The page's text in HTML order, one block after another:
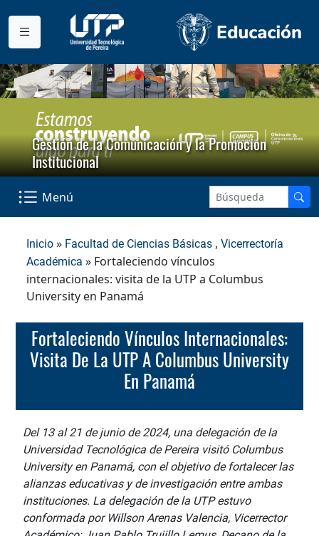
Gestión de la Comunicación y la Promoción
Institucional
Menú
Inicio » Facultad de Ciencias Básicas , Vicerrectoría
Académica » Fortaleciendo vínculos
internacionales: visita de la UTP a Columbus
University en Panamá
Fortaleciendo Vínculos Internacionales:
Visita De La UTP A Columbus University
En Panamá
Del 13 al 21 de junio de 2024, una delegación de la
Universidad Tecnológica de Pereira visitó Columbus
University en Panamá, con el objetivo de fortalecer las
alianzas educativas y de investigación entre ambas
instituciones. La delegación de la UTP estuvo
conformada por Willson Arenas Valencia, Vicerrector